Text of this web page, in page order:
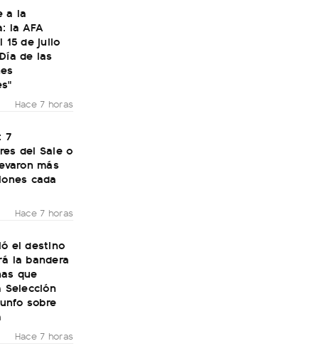
a la
la AFA
15 de julio
de las
Hace 7 horas
7
del Sale o
más
cada
Hace 7 horas
el destino
la bandera
que
sobre
Hace 7 horas